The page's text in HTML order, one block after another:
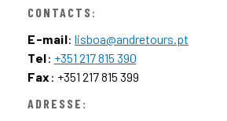
PT
CONTACTS:
E-mail: lisboa@andretours.pt
Tel: +351 217 815 390
Fax : +351 217 815 399
ADRESSE: